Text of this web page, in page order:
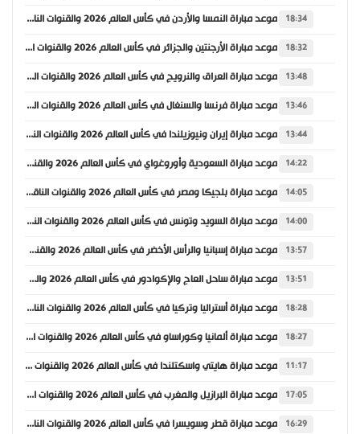
18:34 موعد مباراة النمسا والأردن في كأس العالم 2026 والقنوات الناقلة
18:32 موعد مباراة الأرجنتين والجزائر في كأس العالم 2026 والقنوات الناقلة
13:48 موعد مباراة العراق والنرويج في كأس العالم 2026 والقنوات الناقلة
13:46 موعد مباراة فرنسا والسنغال في كأس العالم 2026 والقنوات الناقلة
13:44 موعد مباراة إيران ونيوزيلندا في كأس العالم 2026 والقنوات الناقلة
14:22 موعد مباراة السعودية وأوروغواي في كأس العالم 2026 والقنوات الناقلة
14:05 موعد مباراة بلجيكا ومصر في كأس العالم 2026 والقنوات الناقلة
14:00 موعد مباراة السويد وتونس في كأس العالم 2026 والقنوات الناقلة
13:57 موعد مباراة إسبانيا والرأس الأخضر في كأس العالم 2026 والقنوات الناقلة
13:51 موعد مباراة ساحل العاج والإكوادور في كأس العالم 2026 والقنوات الناقلة
18:28 موعد مباراة أستراليا وتركيا في كأس العالم 2026 والقنوات الناقلة
18:27 موعد مباراة ألمانيا وكوراساو في كأس العالم 2026 والقنوات الناقلة
11:17 موعد مباراة هايتي واسكتلندا في كأس العالم 2026 والقنوات الناقلة
17:05 موعد مباراة البرازيل والمغرب في كأس العالم 2026 والقنوات الناقلة
16:29 موعد مباراة قطر وسويسرا في كأس العالم 2026 والقنوات الناقلة